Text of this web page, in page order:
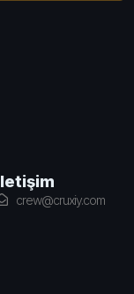
crew@cruxiy.com